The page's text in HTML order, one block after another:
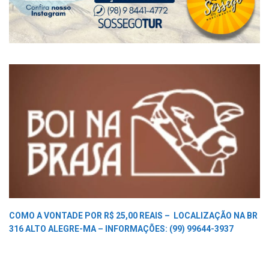
COMO A VONTADE POR R$ 25,00 REAIS –
LOCALIZAÇÃO NA BR
316 ALTO ALEGRE-MA –
INFORMAÇÕES: (99) 99644-3937